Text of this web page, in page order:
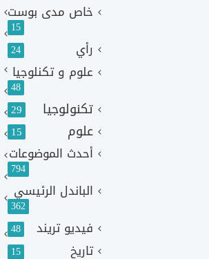
خاص مدى بوست
15
رأي 24
علوم و تكنلوجيا
48
تكنولوجيا 29
علوم 15
أحدث الموضوعات
794
الباندل الرئيسي
362
فيديو تريند 48
تاريخ 15